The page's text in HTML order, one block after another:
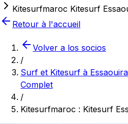
Kitesurfmaroc Kitesurf
Retour à l'accueil
Volver a los socios
/
Surf et Kitesurf à
Complet
/
Kitesurfmaroc : Kitesurf